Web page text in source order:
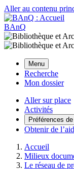
Aller au contenu
BAnQ
Menu
Recherche
Mon dossier
Aller sur place
Activités
Préférences
Obtenir de
Accueil
Milieux
Le réseau de